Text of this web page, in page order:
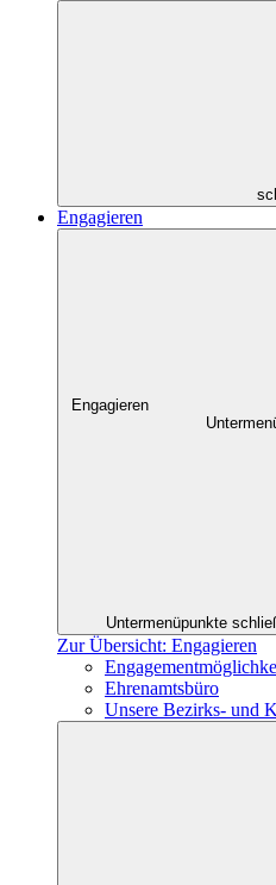
Engagieren
Engagieren
Untermenüpunkte
Zur Übersicht: Engagieren
Ehrenamtsbüro
Unsere Bezirks- und